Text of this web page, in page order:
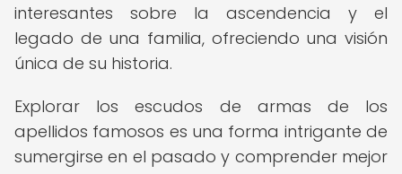
interesantes sobre la ascendencia y el
legado de una familia, ofreciendo una visión
única de su historia.
Explorar los escudos de armas de los
apellidos famosos es una forma intrigante de
sumergirse en el pasado y comprender mejor